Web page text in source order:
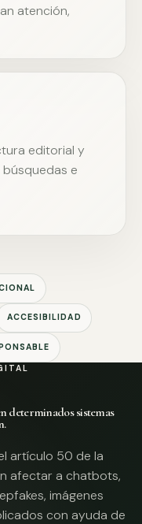
atención,
editorial y
e
ACCESIBILIDAD
determinados sistemas
artículo 50 de la
afectar a chatbots,
imágenes
con ayuda de